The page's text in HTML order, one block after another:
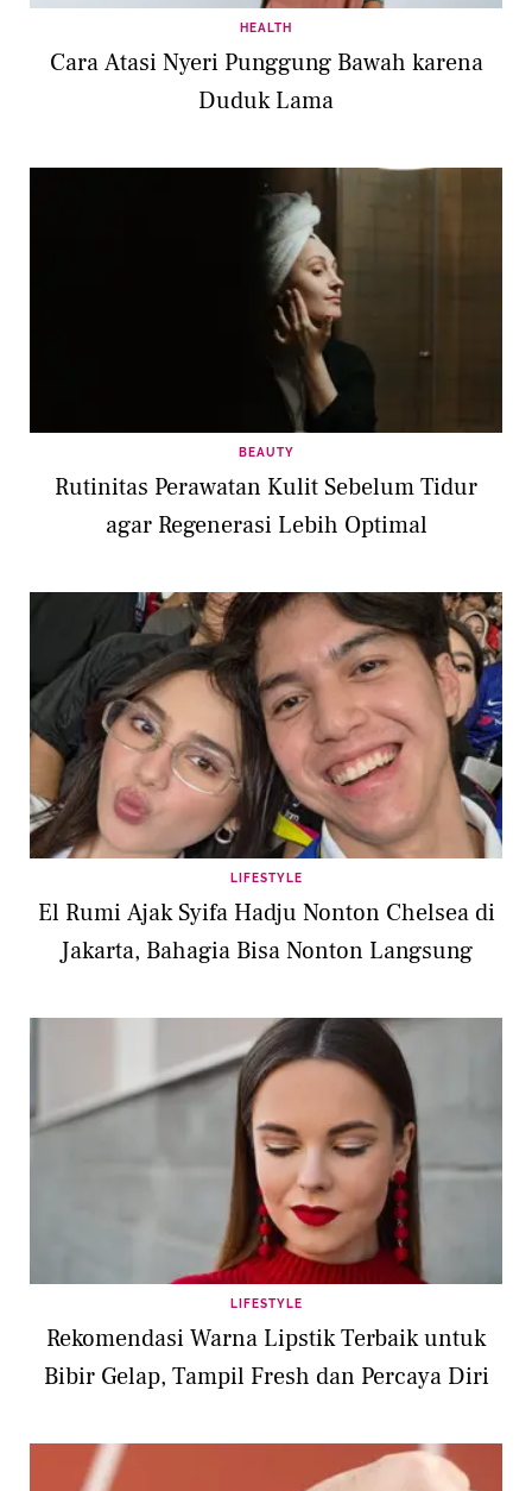
HEALTH
Cara Atasi Nyeri Punggung Bawah karena
Duduk Lama
BEAUTY
Rutinitas Perawatan Kulit Sebelum Tidur
agar Regenerasi Lebih Optimal
LIFESTYLE
El Rumi Ajak Syifa Hadju Nonton Chelsea di
Jakarta, Bahagia Bisa Nonton Langsung
LIFESTYLE
Rekomendasi Warna Lipstik Terbaik untuk
Bibir Gelap, Tampil Fresh dan Percaya Diri